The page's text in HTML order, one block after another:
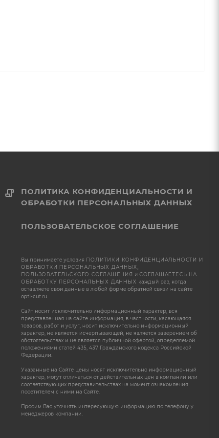
ПОЛИТИКА КОНФИДЕНЦИАЛЬНОСТИ И
ОБРАБОТКИ ПЕРСОНАЛЬНЫХ ДАННЫХ
ПОЛЬЗОВАТЕЛЬСКОЕ СОГЛАШЕНИЕ
Вы принимаете условия ПОЛИТИКИ КОНФИДЕНЦИАЛЬНОСТИ И
ОБРАБОТКИ ПЕРСОНАЛЬНЫХ ДАННЫХ,
ПОЛЬЗОВАТЕЛЬСКОГО СОГЛАШЕНИЯ и СОГЛАШАЕТЕСЬ НА
ОБРАБОТКУ ПЕРСОНАЛЬНЫХ ДАННЫХ каждый раз, когда
оставляете свои данные в любой форме обратной связи на сайте
opti-cut.ru
Сайт носит исключительно информационный характер, вся
представленная на сайте информация, в частности, касающаяся
товаров, работ и услуг, носит исключительно информационный
характер, не является исчерпывающей, не является заверением об
обстоятельствах и не является публичной офертой, определяемой
положениями статей 435, 437 Гражданского кодекса Российской
Федерации.
Указанные на Сайте цены носят исключительно информационный
характер, могут отличаться от действительных цен в компании или
соответствующих представительствах на момент ознакомления
посетителем с ними на Сайте.
Просим Вас уточнять интересующую информацию по телефону у
менеджеров компании.